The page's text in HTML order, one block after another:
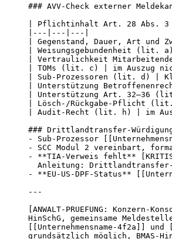
### AVV-Check externer
| Pflichtinhalt Art. 28 Abs.
|---|---|---|
| Gegenstand, Dauer, Art und
| Weisungsgebundenheit
| Vertraulichkeit
| TOMs (lit. c) | im Auszug
| Sub-Prozessoren (lit. d) |
| Unterstützung
| Unterstützung Art. 32–36
| Lösch-/Rückgabe-Pflicht
| Audit-Recht (lit. h) | im
### Drittlandtransfer-
- Sub-Prozessor
- SCC Modul 2 vereinbart,
- **TIA-Verweis fehlt**
Anleitung:
- **EU-US-DPF-Status**
---
[ANWALT-PRUEFUNG:
HinSchG, gemeinsame
[[Unternehmensname-4f2a]]
grundsätzlich möglich, BMAS-